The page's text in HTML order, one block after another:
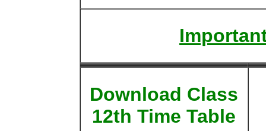
Download Class
12th Time Table